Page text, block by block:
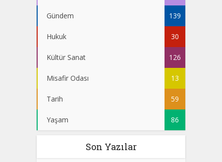
Gündem 139
Hukuk 30
Kültür Sanat 126
Misafir Odası 13
Tarih 59
Yaşam 86
Son Yazılar